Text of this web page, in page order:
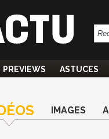
PREVIEWS ASTUCES
IMAGES